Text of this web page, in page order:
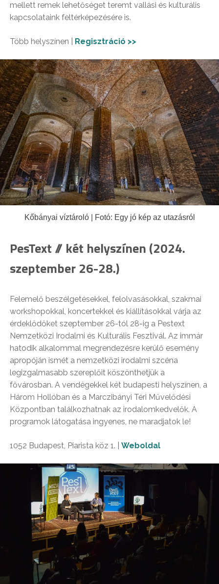
mellett remek lehetőséget teremt vallási és kulturális
kapcsolataink feltérképezésére is.
Több helyszínen | Regisztráció >>
Kőbányai víztároló | Fotó: Egy jó kép az utazásról
PesText // két helyszínen (2024.
szeptember 26-28.)
Felemelő beszélgetésekkel, felolvasásokkal, szakmai
workshopokkal, koncertekkel és kiállításokkal várja az
érdeklődőket szeptember 26-tól 28-ig a Pestext
Nemzetközi Irodalmi és Kulturális Fesztivál. Az immár
hatodik alkalommal megrendezésre kerülő esemény
apropóján ismét a nemzetközi irodalmi szcéna
legizgalmasabb szereplőit köszönthetjük a
fővárosban. A vendégekkel két budapesti helyszínen, a
Három Hollóban és a Marczibányi Téri Művelődési
Központban találkozhatnak az irodalomkedvelők. A
programok látogatása ingyenes, ne maradjatok le!
1052 Budapest, Piarista köz 1. | Weboldal